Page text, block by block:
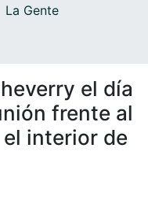
Statistics
La Gente
el día
frente al
interior de